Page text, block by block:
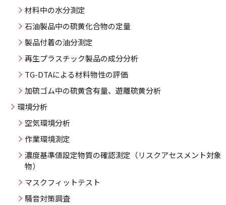
材料中の水分測定
石油製品中の硫黄化合物の定量
製品付着の油分測定
再生プラスチック製品の成分分析
TG-DTAによる材料物性の評価
加硫ゴム中の硫黄含有量、遊離硫黄分析
環境分析
空気環境分析
作業環境測定
濃度基準値設定物質の確認測定（リスクアセスメント対象
物）
マスクフィットテスト
騒音対策調査